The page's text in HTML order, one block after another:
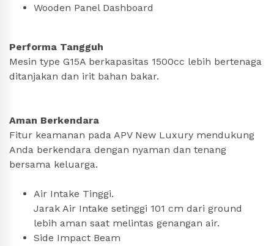
Wooden Panel Dashboard
Performa Tangguh
Mesin type G15A berkapasitas 1500cc lebih bertenaga
ditanjakan dan irit bahan bakar.
Aman Berkendara
Fitur keamanan pada APV New Luxury mendukung
Anda berkendara dengan nyaman dan tenang
bersama keluarga.
Air Intake Tinggi.
Jarak Air Intake setinggi 101 cm dari ground
lebih aman saat melintas genangan air.
Side Impact Beam